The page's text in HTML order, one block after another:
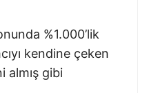
%1.000’lik
kendine çeken
almış gibi